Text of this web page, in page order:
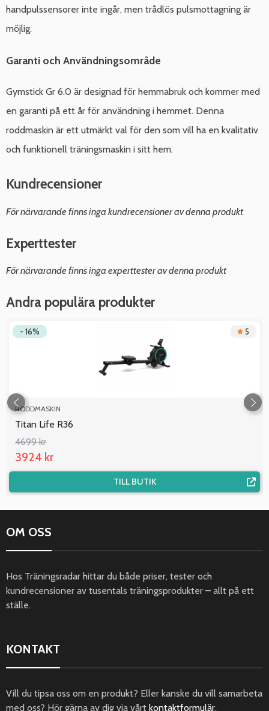
handpulssensorer inte ingår, men trådlös pulsmottagning är
möjlig.
Garanti och Användningsområde
Gymstick Gr 6.0 är designad för hemmabruk och kommer med
en garanti på ett år för användning i hemmet. Denna
roddmaskin är ett utmärkt val för den som vill ha en kvalitativ
och funktionell träningsmaskin i sitt hem.
Kundrecensioner
För närvarande finns inga kundrecensioner av denna produkt
Experttester
För närvarande finns inga experttester av denna produkt
Andra populära produkter
- 16% 5
RODDMASKIN
Titan Life R36
4699 kr
3924 kr
TILL BUTIK
OM OSS
Hos Träningsradar hittar du både priser, tester och
kundrecensioner av tusentals träningsprodukter – allt på ett
ställe.
KONTAKT
Vill du tipsa oss om en produkt? Eller kanske du vill samarbeta
med oss? Hör gärna av dig via vårt kontaktformulär.